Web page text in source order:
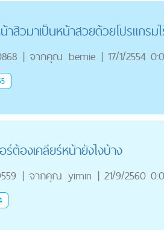
าสิวมาเป็นหน้าสวยด้วยโปรแกรม
| จากคุณ bemie | 17/1/2554
ร์ต้องเคลียร์หน้ายังไงบ้าง
| จากคุณ yimin | 21/9/2560